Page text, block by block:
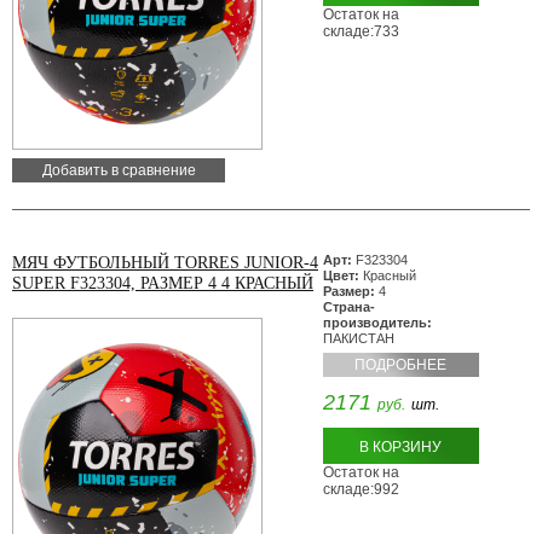
Добавить в сравнение
Остаток на
складе:733
МЯЧ ФУТБОЛЬНЫЙ TORRES JUNIOR-4
SUPER F323304, РАЗМЕР 4 4 КРАСНЫЙ
Арт: F323304
Цвет: Красный
Размер: 4
Страна-
производитель:
ПАКИСТАН
ПОДРОБНЕЕ
2171 руб. шт.
В КОРЗИНУ
Остаток на
складе:992